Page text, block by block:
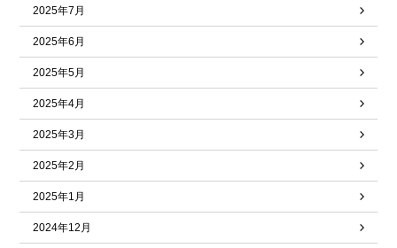
2025年7月
2025年6月
2025年5月
2025年4月
2025年3月
2025年2月
2025年1月
2024年12月